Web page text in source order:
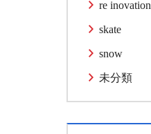
re inovation
skate
snow
未分類